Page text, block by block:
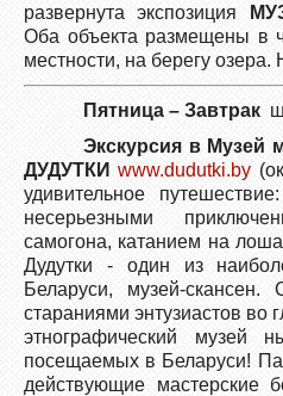
развернута экспозиция
Оба объекта размещены в
местности, на берегу озера.
Пятница – Завтрак
Экскурсия в Музей
ДУДУТКИ www.dudutki.by
удивительное
несерьезными
самогона, катанием на
Дудутки - один из
Беларуси, музей-
стараниями энтузиастов во
этнографический
посещаемых в Беларуси!
действующие мастерские